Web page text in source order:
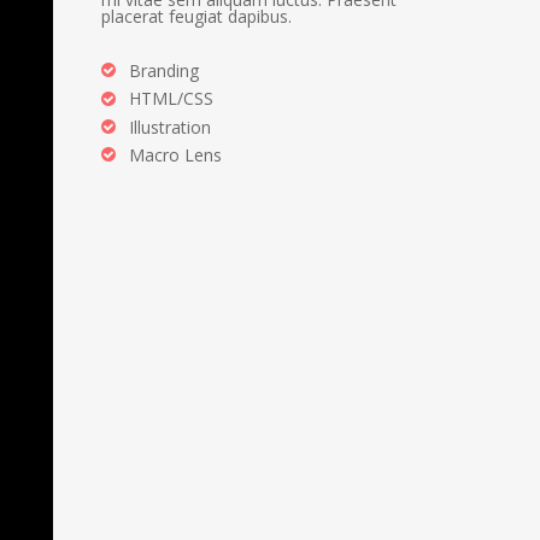
placerat feugiat dapibus.
Branding
HTML/CSS
Illustration
Macro Lens